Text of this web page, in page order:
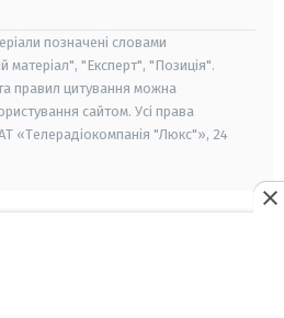
позначені словами
матеріал", "Експерт", "Позиція".
правил цитування можна
сайтом. Усі права
«Телерадіокомпанія "Люкс"», 24